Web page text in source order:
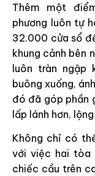
Thêm một
phương luôn tự
32.000 cửa sổ
khung cảnh bên
luôn tràn ngập
buông xuống,
đó đã góp phần
lấp lánh hơn,
Không chỉ có
với việc hai tòa
chiếc cầu trên